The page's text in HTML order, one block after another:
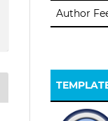
Author